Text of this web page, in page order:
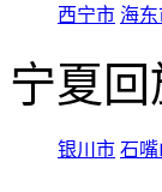
西宁市 海
宁夏
银川市 石